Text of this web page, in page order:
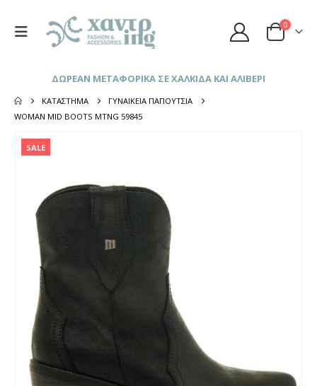
0
ΔΩΡΕΑΝ ΜΕΤΑΦΟΡΙΚΑ ΣΕ ΧΑΛΚΙΔΑ ΚΑΙ ΑΛΙΒΕΡΙ
ΚΑΤΆΣΤΗΜΑ
ΓΥΝΑΙΚΕΊΑ ΠΑΠΟΎΤΣΙΑ
WOMAN MID BOOTS MTNG 59845
SALE